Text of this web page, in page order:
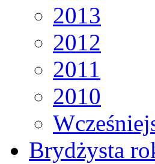
2013
2012
2011
2010
Brydżysta